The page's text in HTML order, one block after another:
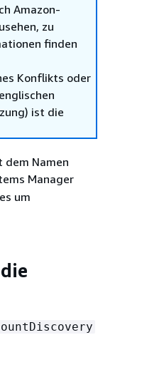
Amazon-
zu
finden
Konflikts oder
ist die
Namen
Manager
um